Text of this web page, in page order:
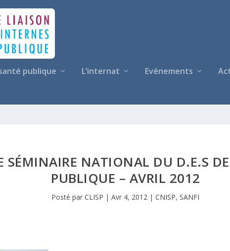
publique L’internat Evénements
SÉMINAIRE NATIONAL DU D.E.S
PUBLIQUE – AVRIL 2012
Posté parCLISP |Avr 4, 2012 |CNISP,SANFI